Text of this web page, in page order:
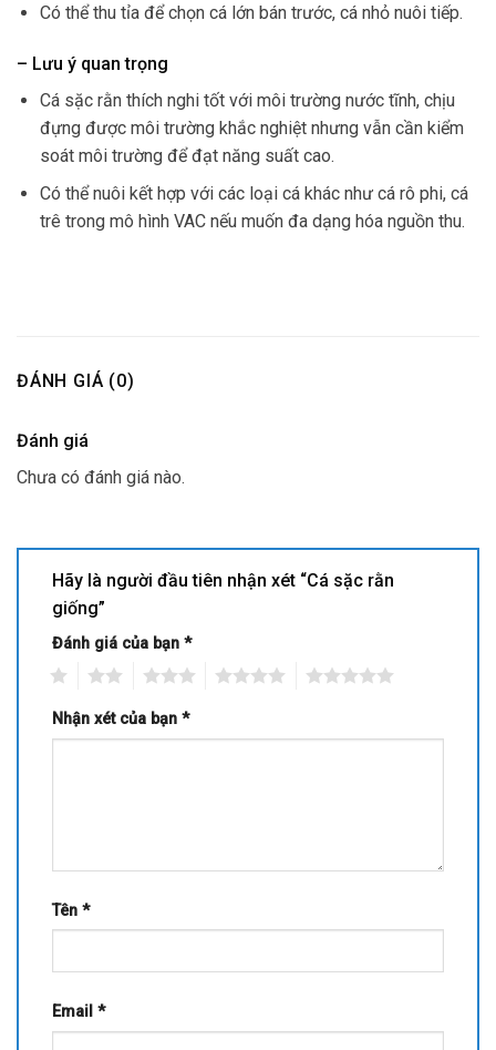
Có thể thu tỉa để chọn cá lớn bán trước, cá nhỏ nuôi tiếp.
– Lưu ý quan trọng
Cá sặc rằn thích nghi tốt với môi trường nước tĩnh, chịu
đựng được môi trường khắc nghiệt nhưng vẫn cần kiểm
soát môi trường để đạt năng suất cao.
Có thể nuôi kết hợp với các loại cá khác như cá rô phi, cá
trê trong mô hình VAC nếu muốn đa dạng hóa nguồn thu.
ĐÁNH GIÁ (0)
Đánh giá
Chưa có đánh giá nào.
Hãy là người đầu tiên nhận xét “Cá sặc rằn
giống”
Đánh giá của bạn *
Nhận xét của bạn *
Tên *
Email *